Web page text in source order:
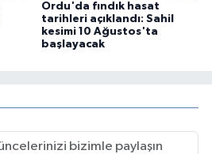
Ordu'da fındık hasat
tarihleri açıklandı: Sahil
kesimi 10 Ağustos'ta
başlayacak